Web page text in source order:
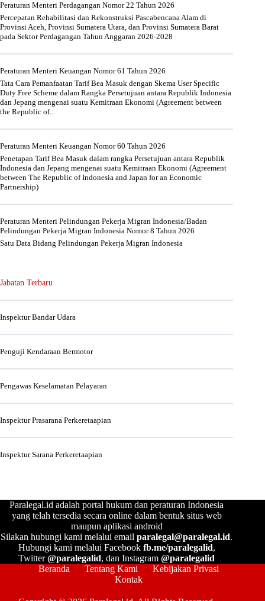
Peraturan Menteri Perdagangan Nomor 22 Tahun 2026
Percepatan Rehabilitasi dan Rekonstruksi Pascabencana Alam di
Provinsi Aceh, Provinsi Sumatera Utara, dan Provinsi Sumatera Barat
pada Sektor Perdagangan Tahun Anggaran 2026-2028
Peraturan Menteri Keuangan Nomor 61 Tahun 2026
Tata Cara Pemanfaatan Tarif Bea Masuk dengan Skema User Specific
Duty Free Scheme dalam Rangka Persetujuan antara Republik Indonesia
dan Jepang mengenai suatu Kemitraan Ekonomi (Agreement between
the Republic of...
Peraturan Menteri Keuangan Nomor 60 Tahun 2026
Penetapan Tarif Bea Masuk dalam rangka Persetujuan antara Republik
Indonesia dan Jepang mengenai suatu Kemitraan Ekonomi (Agreement
between The Republic of Indonesia and Japan for an Economic
Partnership)
Peraturan Menteri Pelindungan Pekerja Migran Indonesia/Badan
Pelindungan Pekerja Migran Indonesia Nomor 8 Tahun 2026
Satu Data Bidang Pelindungan Pekerja Migran Indonesia
Jabatan Terbaru
Inspektur Bandar Udara
Penguji Kendaraan Bermotor
Pengawas Keselamatan Pelayaran
Inspektur Prasarana Perkeretaapian
Inspektur Sarana Perkeretaapian
Paralegal.id adalah portal hukum dan peraturan Indonesia
yang telah tersedia secara online dalam bentuk situs web
maupun aplikasi android
Silakan hubungi kami melalui emailparalegal@paralegal.id.
Hubungi kami melalui Facebook fb.me/paralegalid,
Twitter@paralegalid, dan Instagram@paralegalid
Beranda
Tentang Kami
Kebijakan Privasi
Kontak